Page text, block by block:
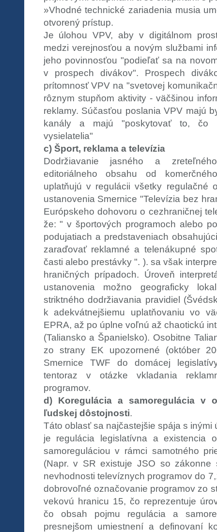
»Vhodné technické zariadenia musia
otvorený prístup.
Je úlohou VPV, aby v digitálnom
medzi verejnosťou a novým službami
jeho povinnosťou "podieľať sa na
v prospech divákov". Prospech
prítomnosť VPV na "svetovej
rôznym stupňom aktivity - väčšinou
reklamy. Súčasťou poslania VPV majú
kanály a majú "poskytovať to, čo
vysielatelia"
c) Šport, reklama a televízia
Dodržiavanie jasného a
editoriálneho obsahu od
uplatňujú v regulácii všetky regulačné
ustanovenia Smernice "Televízia bez
Európskeho dohovoru o cezhraničnej
že: " v športových programoch alebo
podujatiach a predstaveniach
zaraďovať reklamné a telenákupné
časti alebo prestávky ". ). sa však
hraničných prípadoch. Úroveň
ustanovenia možno geograficky
striktného dodržiavania pravidiel
k adekvátnejšiemu uplatňovaniu vo
EPRA, až po úplne voľnú až chaotickú
(Taliansko a Španielsko). Osobitne
zo strany EK upozornené (október
Smernice TWF do domácej
tentoraz v otázke vkladania
programov.
d) Koregulácia a samoregulácia v
ľudskej dôstojnosti.
Táto oblasť sa najčastejšie spája s inými
je regulácia legislatívna a existencia
samoreguláciou v rámci samotného
(Napr. v SR existuje JSO so zákonne
nevhodnosti televíznych programov do
dobrovoľné označovanie programov zo
vekovú hranicu 15, čo reprezentuje
čo obsah pojmu regulácia a
presnejšom umiestnení a definovaní